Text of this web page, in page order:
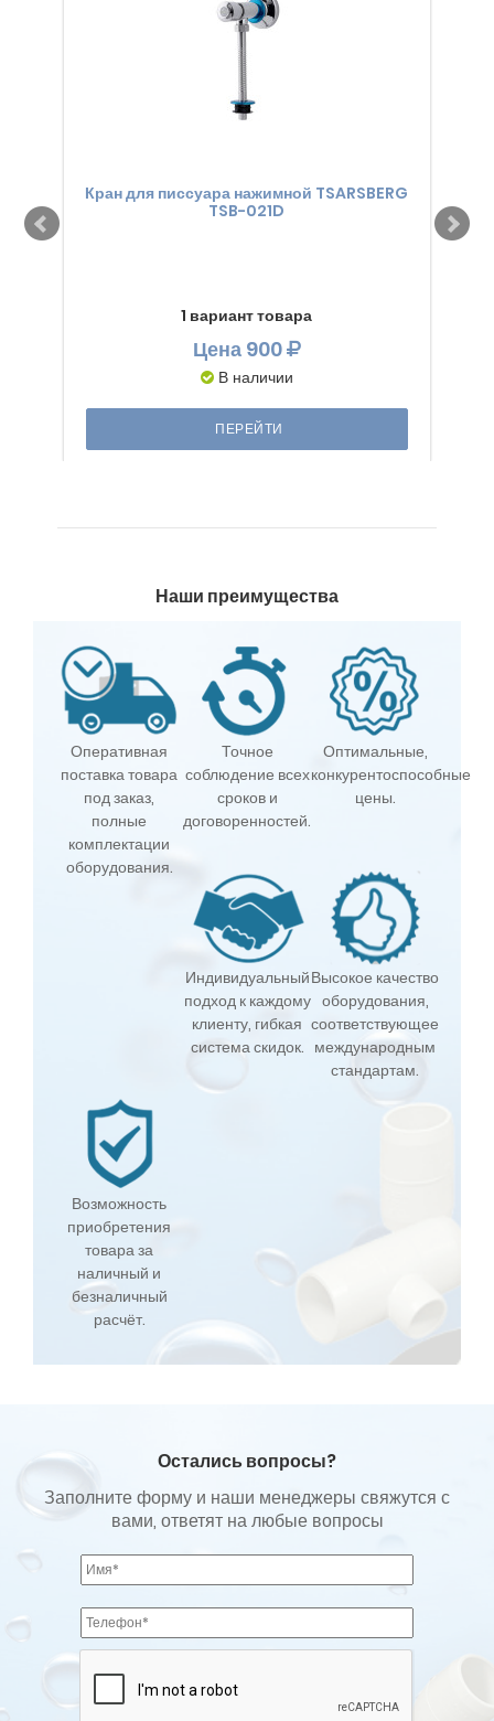
Кран для писсуара нажимной TSARSBERG
TSB-021D
1 вариант товара
Цена900
В наличии
ПЕРЕЙТИ
Наши преимущества
Оперативная
поставка товара
под заказ,
полные
комплектации
оборудования.
Точное
соблюдение всех
сроков и
договоренностей.
Оптимальные,
конкурентоспособные
цены.
Индивидуальный
подход к каждому
клиенту, гибкая
система скидок.
Высокое качество
оборудования,
соответствующее
международным
стандартам.
Возможность
приобретения
товара за
наличный и
безналичный
расчёт.
Остались вопросы?
Заполните форму и наши менеджеры свяжутся с
вами, ответят на любые вопросы